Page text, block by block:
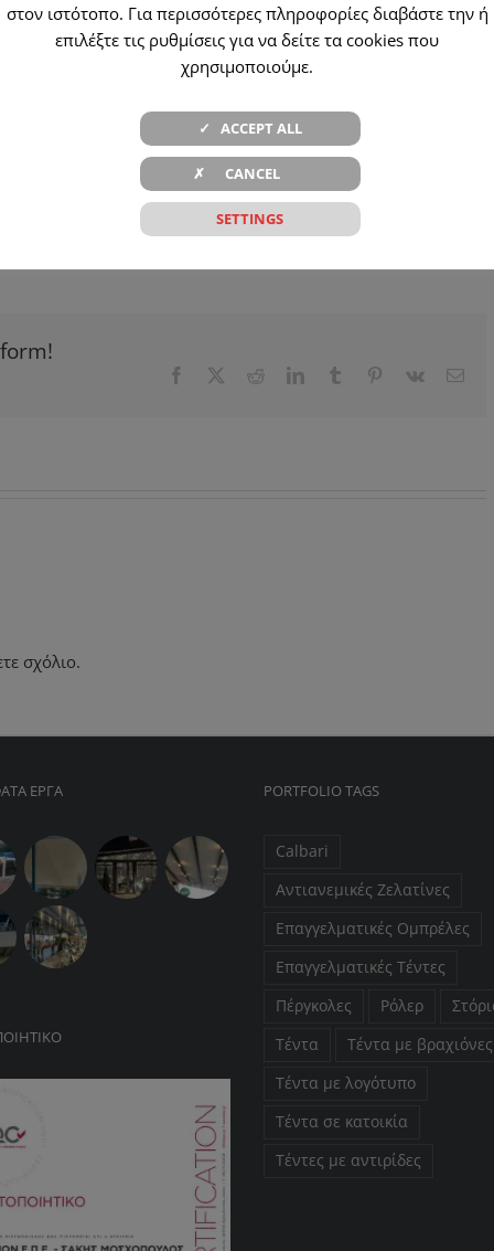
ένα περίβλημα.
μόλις σηκωθεί το σύστημα σκίασης.
στο αντίβαρο
ή τους ανθρώπους που βρίσκονται απέναντι.
Facebook RedditLinkedInTumblr Pinterest
Vk
σχόλιο.
ΕΡΓΑ PORTFOLIO TAGS
Calbari
Αντιανεμικές Ζελατίνες
Επαγγελματικές Ομπρέλες
Επαγγελματικές Τέντες
Πέργκολες
Ρόλερ
Τέντα
Τέντα με βραχιόνες
Τέντα με λογότυπο
Τέντα σε κατοικία
Τέντες με αντιρίδες
στον ιστότοπο. Για περισσότερες πληροφορίες διαβάστε την ή
επιλέξτε τις ρυθμίσεις για να δείτε τα cookies που
χρησιμοποιούμε.
SETTINGS
✓ ACCEPT ALL
✗ CANCEL